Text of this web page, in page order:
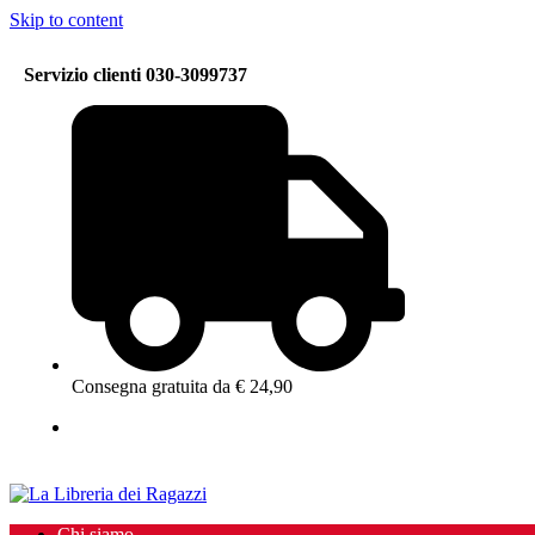
Skip to content
Servizio clienti 030-3099737
Consegna gratuita da € 24,90